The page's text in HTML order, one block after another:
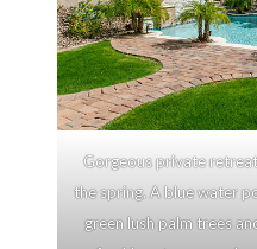
Gorgeous private
the spring. A blue water
green lush palm trees